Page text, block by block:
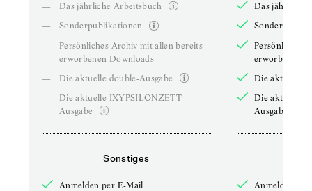
—
Das jährliche Arbeitsbuch
—
Sonderpublikationen
—
Persönliches Archiv mit allen bereits
erworbenen Downloads
—
Die aktuelle double-Ausgabe
—
Die aktuelle IXYPSILONZETT-
Ausgabe
Sonstiges
Anmelden per E-Mail
Das jährliche
Persönliches
erworbenen
Die aktuelle
Die aktuelle
Ausgabe
Anmelden